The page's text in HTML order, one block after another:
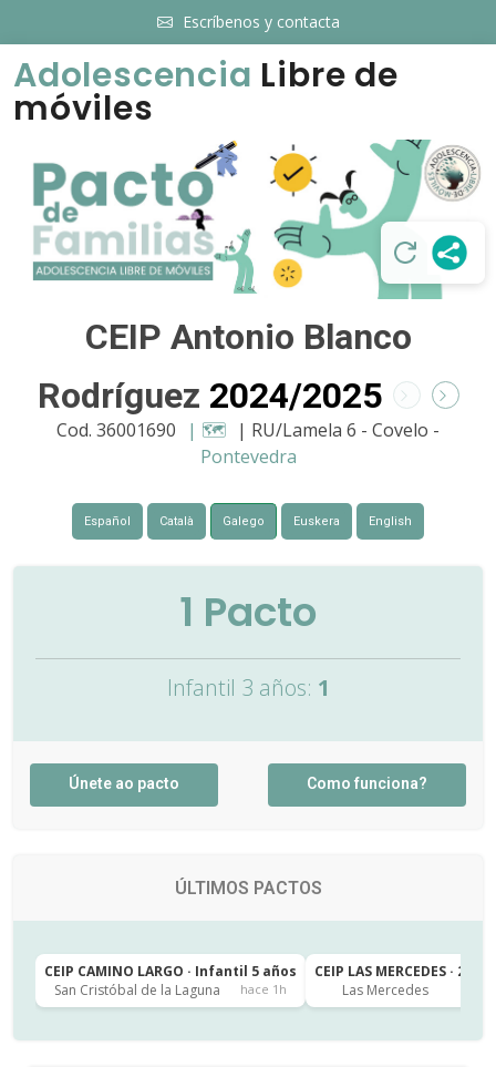
Escríbenos y contacta
Adolescencia Libre de
móviles
CEIP Antonio Blanco
Rodríguez 2024/2025
Cod. 36001690 | 🗺️ | RU/Lamela 6 - Covelo -
Pontevedra
Español Català Galego Euskera English
1 Pacto
Infantil 3 años: 1
Únete ao pacto Como funciona?
ÚLTIMOS PACTOS
CEIP CAMINO LARGO · Infantil 5 años
San Cristóbal de la Laguna
hace 1h
CEIP LAS MERCEDES · 2º
Las Mercedes